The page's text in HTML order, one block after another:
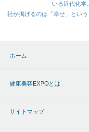
いる近代化学
社が掲げるのは「幸せ」という
ホーム
健康美容EXPOとは
サイトマップ